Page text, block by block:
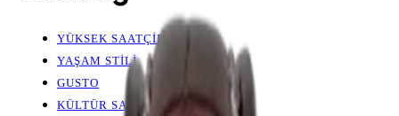
YÜKSEK SAATÇİLİK
YAŞAM STİLİ
GUSTO
KÜLTÜR SANAT